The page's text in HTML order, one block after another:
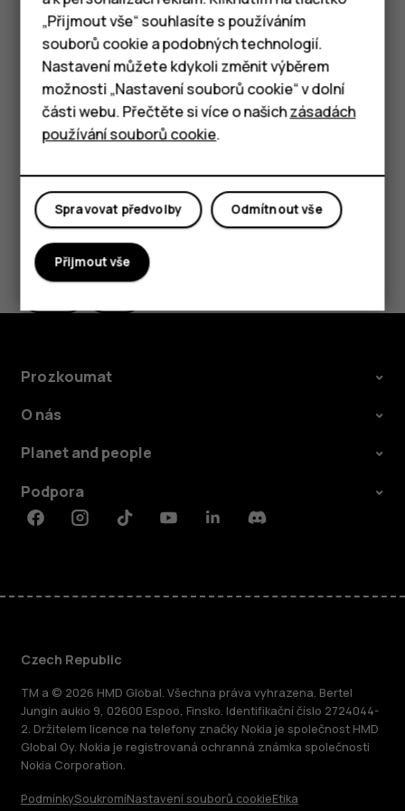
Chytré telefony
Tlačítkové telefony
Tablety
Vypnout tlačítko Asistent Google
Pokud chcete tlačítko Asistent Google vypnout, klepněte
Nastavení>Systém >Gesta>Gesto asistentaa funkci
Gesto asistenta vypněte.
Pomohlo vám to?
Prozkoumat
O nás
Planet and people
Podpora
FacebookInstagramTiktokYoutubeLinkedinDiscord
Czech Republic
TM a © 2026 HMD Global. Všechna práva vyhrazena. Bertel
Jungin aukio 9, 02600 Espoo, Finsko. Identifikační číslo 2724044-
2. Držitelem licence na telefony značky Nokia je společnost HMD
Global Oy. Nokia je registrovaná ochranná známka společnosti
Nokia Corporation.
PodmínkySoukromíNastavení souborů cookieEtika
„Přijmout vše“ souhlasíte s používáním
souborů cookie a podobných technologií.
Nastavení můžete kdykoli změnit výběrem
možnosti „Nastavení souborů cookie“ v dolní
části webu. Přečtěte si více o našichzásadách
používání souborů cookie.
Odmítnout vše
Spravovat předvolby
Přijmout vše